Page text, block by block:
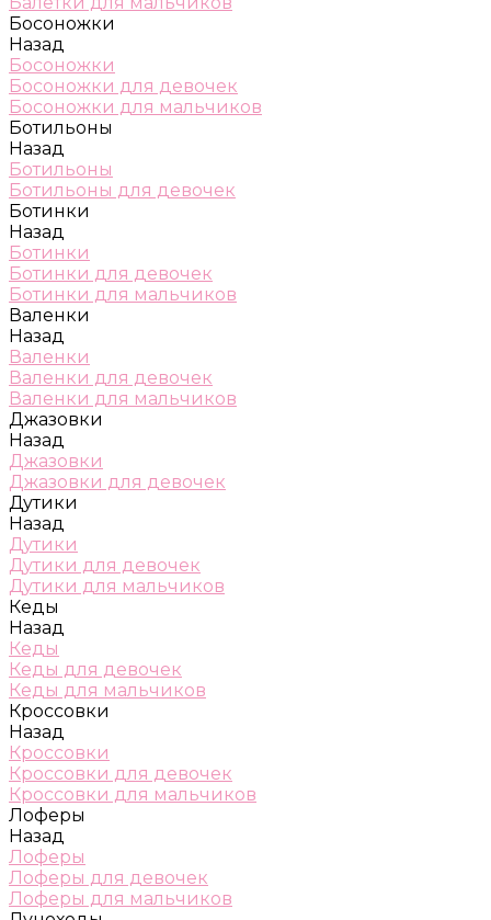
Босоножки
Назад
Босоножки
Босоножки для девочек
Босоножки для мальчиков
Ботильоны
Назад
Ботильоны
Ботильоны для девочек
Ботинки
Назад
Ботинки
Ботинки для девочек
Ботинки для мальчиков
Валенки
Назад
Валенки
Валенки для девочек
Валенки для мальчиков
Джазовки
Назад
Джазовки
Джазовки для девочек
Дутики
Назад
Дутики
Дутики для девочек
Дутики для мальчиков
Кеды
Назад
Кеды
Кеды для девочек
Кеды для мальчиков
Кроссовки
Назад
Кроссовки
Кроссовки для девочек
Кроссовки для мальчиков
Лоферы
Назад
Лоферы
Лоферы для девочек
Лоферы для мальчиков